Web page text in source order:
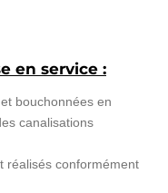
en service :
bouchonnées en
canalisations
réalisés conformément